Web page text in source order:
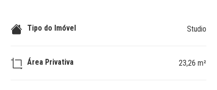
Tipo do Imóvel Studio
Área Privativa 23,26 m²